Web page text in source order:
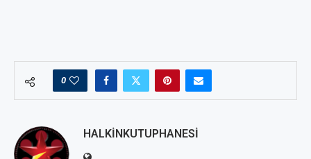
0
HALKINKUTUPHANESI